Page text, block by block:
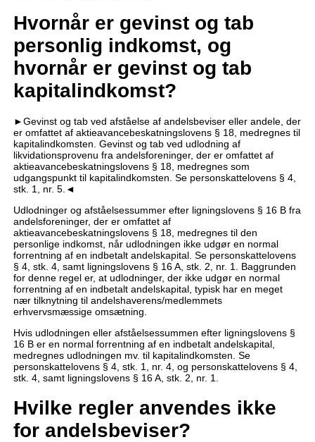
Hvornår er gevinst og tab
personlig indkomst, og
hvornår er gevinst og tab
kapitalindkomst?
►Gevinst og tab ved afståelse af andelsbeviser eller andele, der
er omfattet af aktieavancebeskatningslovens § 18, medregnes til
kapitalindkomsten. Gevinst og tab ved udlodning af
likvidationsprovenu fra andelsforeninger, der er omfattet af
aktieavancebeskatningslovens § 18, medregnes som
udgangspunkt til kapitalindkomsten. Se personskattelovens § 4,
stk. 1, nr. 5.◄
Udlodninger og afståelsessummer efter ligningslovens § 16 B fra
andelsforeninger, der er omfattet af
aktieavancebeskatningslovens § 18, medregnes til den
personlige indkomst, når udlodningen ikke udgør en normal
forrentning af en indbetalt andelskapital. Se personskattelovens
§ 4, stk. 4, samt ligningslovens § 16 A, stk. 2, nr. 1. Baggrunden
for denne regel er, at udlodninger, der ikke udgør en normal
forrentning af en indbetalt andelskapital, typisk har en meget
nær tilknytning til andelshaverens/medlemmets
erhvervsmæssige omsætning.
Hvis udlodningen eller afståelsessummen efter ligningslovens §
16 B er en normal forrentning af en indbetalt andelskapital,
medregnes udlodningen mv. til kapitalindkomsten. Se
personskattelovens § 4, stk. 1, nr. 4, og personskattelovens § 4,
stk. 4, samt ligningslovens § 16 A, stk. 2, nr. 1.
Hvilke regler anvendes ikke
for andelsbeviser?